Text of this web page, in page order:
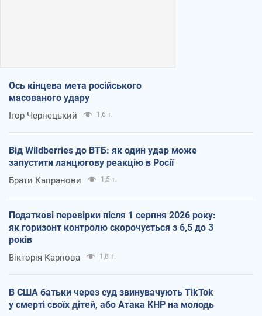
Ось кінцева мета російського
масованого удару
Ігор Чернецький 1,6 т.
Від Wildberries до ВТБ: як один удар може
запустити ланцюгову реакцію в Росії
Брати Капранови 1,5 т.
Податкові перевірки після 1 серпня 2026 року:
як горизонт контролю скорочується з 6,5 до 3
років
Вікторія Карпова 1,8 т.
В США батьки через суд звинувачують TikTok
у смерті своїх дітей, або Атака КНР на молодь